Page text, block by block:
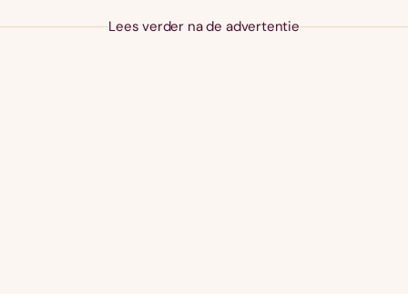
Lees verder na de advertentie